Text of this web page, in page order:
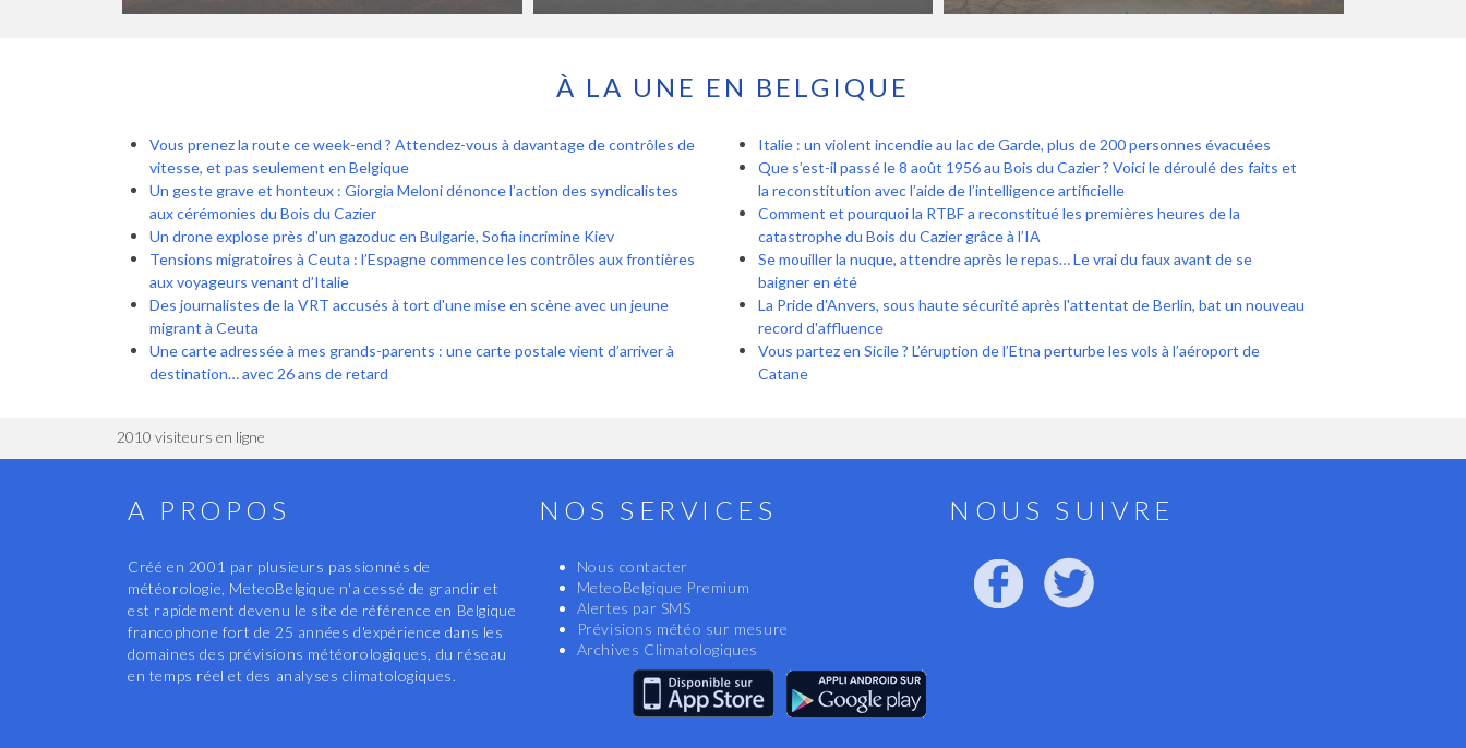
À LA UNE EN BELGIQUE
Vous prenez la route ce week-end ? Attendez-vous à davantage de contrôles de
vitesse, et pas seulement en Belgique
Un geste grave et honteux : Giorgia Meloni dénonce l’action des syndicalistes
aux cérémonies du Bois du Cazier
Un drone explose près d'un gazoduc en Bulgarie, Sofia incrimine Kiev
Tensions migratoires à Ceuta : l’Espagne commence les contrôles aux frontières
aux voyageurs venant d’Italie
Des journalistes de la VRT accusés à tort d'une mise en scène avec un jeune
migrant à Ceuta
Une carte adressée à mes grands-parents : une carte postale vient d’arriver à
destination… avec 26 ans de retard
Italie : un violent incendie au lac de Garde, plus de 200 personnes évacuées
Que s’est-il passé le 8 août 1956 au Bois du Cazier ? Voici le déroulé des faits et
la reconstitution avec l’aide de l’intelligence artificielle
Comment et pourquoi la RTBF a reconstitué les premières heures de la
catastrophe du Bois du Cazier grâce à l’IA
Se mouiller la nuque, attendre après le repas… Le vrai du faux avant de se
baigner en été
La Pride d'Anvers, sous haute sécurité après l'attentat de Berlin, bat un nouveau
record d'affluence
Vous partez en Sicile ? L’éruption de l’Etna perturbe les vols à l’aéroport de
Catane
2010 visiteurs en ligne
A PROPOS
Créé en 2001 par plusieurs passionnés de
météorologie, MeteoBelgique n'a cessé de grandir et
est rapidement devenu le site de référence en Belgique
francophone fort de 25 années d'expérience dans les
domaines des prévisions météorologiques, du réseau
en temps réel et des analyses climatologiques.
NOS SERVICES
Nous contacter
MeteoBelgique Premium
Alertes par SMS
Prévisions météo sur mesure
Archives Climatologiques
NOUS SUIVRE